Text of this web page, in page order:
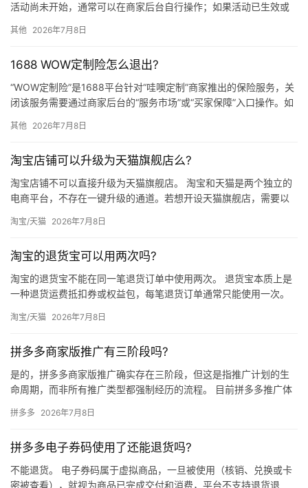
活动尚未开始，通常可以在商家后台自行操作；如果活动已生效或
录…
其他 2026年7月8日
1688 WOW定制险怎么退出?
“WOW定制险”是1688平台针对“哇噢定制”商家推出的保险服务，关
闭该服务需要通过商家后台的“服务市场”或“买家保障”入口操作。如
其他 2026年7月8日
淘宝店铺可以升级为天猫旗舰店么?
淘宝店铺不可以直接升级为天猫旗舰店。 淘宝和天猫是两个独立的
电商平台，不存在一键升级的通道。若想开设天猫旗舰店，需要以
一、…
淘宝/天猫 2026年7月8日
淘宝的退货宝可以用两次吗?
淘宝的退货宝不能在同一笔退货订单中使用两次。 退货宝本质上是
一种退货运费抵扣券或权益包，每笔退货订单通常只能使用一次。
退…
淘宝/天猫 2026年7月8日
拼多多商家版推广有三阶段吗?
是的，拼多多商家版推广确实存在三阶段，但这是指推广计划的生
命周期，而非所有推广类型都强制经历的流程。 目前拼多多推广体
拼多多 2026年7月8日
拼多多电子券码使用了还能退货吗?
不能退货。 电子券码属于虚拟商品，一旦被使用（核销、兑换或卡
密被查看），就视为商品已完成交付和消费，平台不支持退货退